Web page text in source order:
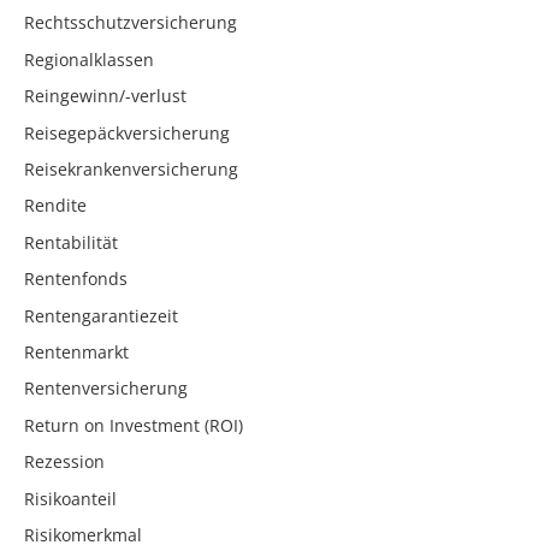
Rechtsschutzversicherung
Regionalklassen
Reingewinn/-verlust
Reisegepäckversicherung
Reisekrankenversicherung
Rendite
Rentabilität
Rentenfonds
Rentengarantiezeit
Rentenmarkt
Rentenversicherung
Return on Investment (ROI)
Rezession
Risikoanteil
Risikomerkmal